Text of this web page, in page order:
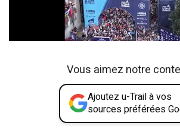
Vous aimez notre
Ajoutez u-Trail à vos
sources préférées